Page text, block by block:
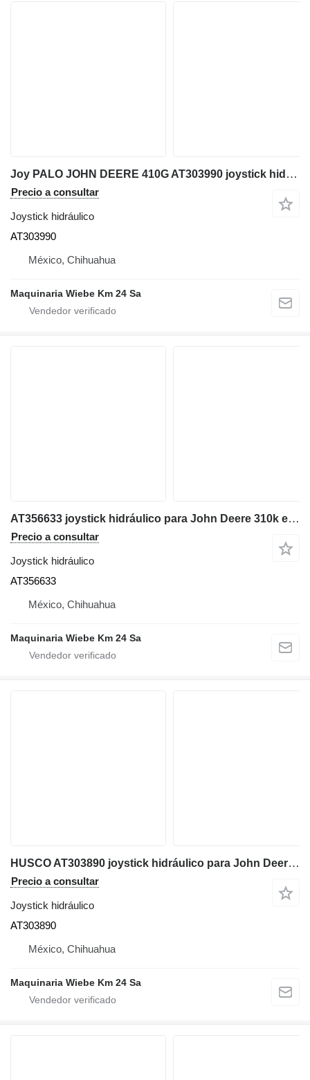
Joy PALO JOHN DEERE 410G AT303990 joystick hidráulico para John Deere 410G retroexcavadora
Precio a consultar
Joystick hidráulico
AT303990
México, Chihuahua
Maquinaria Wiebe Km 24 Sa
AT356633 joystick hidráulico para John Deere 310k excavadora
Precio a consultar
Joystick hidráulico
AT356633
México, Chihuahua
Maquinaria Wiebe Km 24 Sa
HUSCO AT303890 joystick hidráulico para John Deere 310G,315SG,310J,410J retroexcavadora
Precio a consultar
Joystick hidráulico
AT303890
México, Chihuahua
Maquinaria Wiebe Km 24 Sa